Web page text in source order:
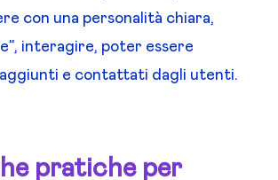
con una personalità chiara,
interagire, poter essere
e contattati dagli utenti.
pratiche per